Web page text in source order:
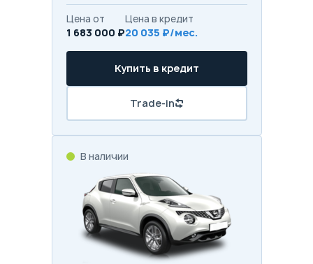
Цена от
1 683 000 ₽
Цена в кредит
20 035 ₽/мес.
Купить в кредит
Trade-in
В наличии